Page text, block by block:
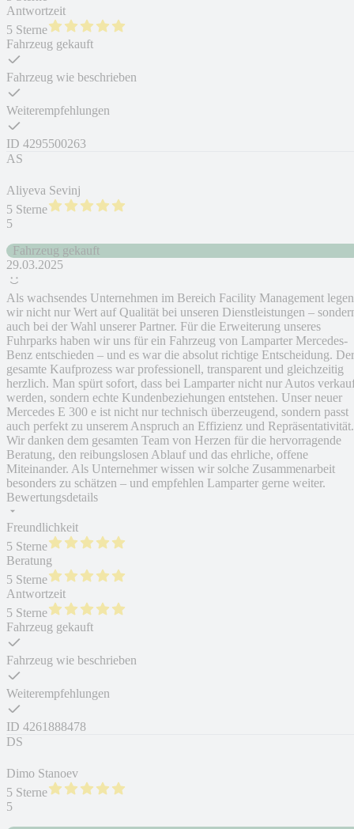
Antwortzeit
5 Sterne
Fahrzeug gekauft
Fahrzeug wie beschrieben
Weiterempfehlungen
ID 4295500263
AS
Aliyeva Sevinj
5 Sterne
5
Fahrzeug gekauft
29.03.2025
Als wachsendes Unternehmen im Bereich Facility Management legen
wir nicht nur Wert auf Qualität bei unseren Dienstleistungen –
auch bei der Wahl unserer Partner. Für die Erweiterung unseres
Fuhrparks haben wir uns für ein Fahrzeug von Lamparter Mercedes-
Benz entschieden – und es war die absolut richtige Entscheidung. Der
gesamte Kaufprozess war professionell, transparent und gleichzeitig
herzlich. Man spürt sofort, dass bei Lamparter nicht nur Autos
werden, sondern echte Kundenbeziehungen entstehen. Unser neuer
Mercedes E 300 e ist nicht nur technisch überzeugend, sondern passt
auch perfekt zu unserem Anspruch an Effizienz und Repräsentativität.
Wir danken dem gesamten Team von Herzen für die hervorragende
Beratung, den reibungslosen Ablauf und das ehrliche, offene
Miteinander. Als Unternehmer wissen wir solche Zusammenarbeit
besonders zu schätzen – und empfehlen Lamparter gerne weiter.
Bewertungsdetails
Freundlichkeit
5 Sterne
Beratung
5 Sterne
Antwortzeit
5 Sterne
Fahrzeug gekauft
Fahrzeug wie beschrieben
Weiterempfehlungen
ID 4261888478
DS
Dimo Stanoev
5 Sterne
5